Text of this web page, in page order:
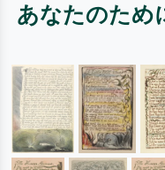
あなたのため